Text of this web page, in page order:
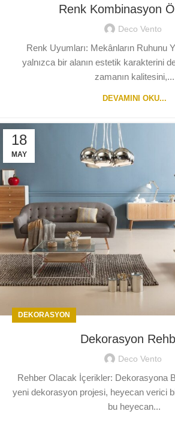
Renk Kombinasyon
Deco Vento
Renk Uyumları: Mekânların Ruhunu
yalnızca bir alanın estetik karakterini
zamanın kalitesini,...
DEVAMINI OKU...
18
MAY
DEKORASYON
Dekorasyon
Deco Vento
Rehber Olacak İçerikler: Dekorasyona
yeni dekorasyon projesi, heyecan verici
bu heyecan...